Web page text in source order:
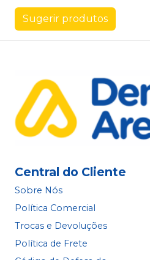
Sugerir produtos
Central do Cliente
Sobre Nós
Política Comercial
Trocas e Devoluções
Política de Frete